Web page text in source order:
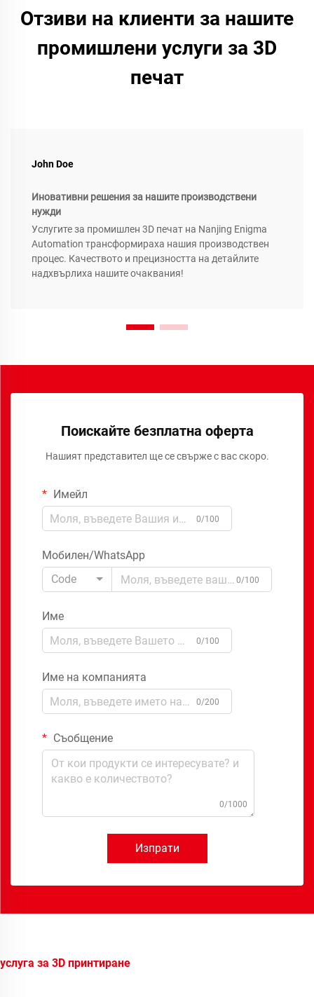
Отзиви на клиенти за нашите
промишлени услуги за 3D
печат
John Doe
Иновативни решения за нашите производствени
нужди
Услугите за промишлен 3D печат на Nanjing Enigma
Automation трансформираха нашия производствен
процес. Качеството и прецизността на детайлите
надхвърлиха нашите очаквания!
Поискайте безплатна оферта
Нашият представител ще се свърже с вас скоро.
Имейл
0/100
Мобилен/WhatsApp
Code
0/100
Име
0/100
Име на компанията
0/200
Съобщение
0/1000
Изпрати
услуга за 3D принтиране